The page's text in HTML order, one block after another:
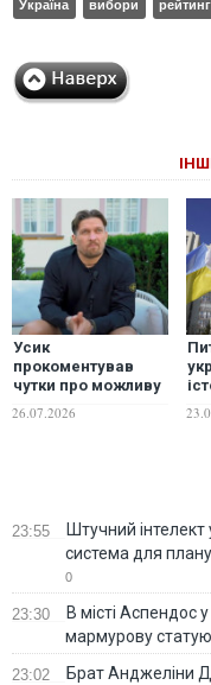
Україна вибори рейтинг
Усик
прокоментував
чутки про можливу
виборах
26.07.2026
23:55
Штучний інтелект
система для
0
23:30
В місті Аспендос
мармурову статую
23:02 Брат Анджеліни